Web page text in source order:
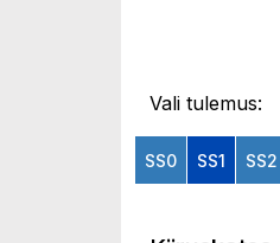
Vali tulemus:
SS0 SS1 SS2